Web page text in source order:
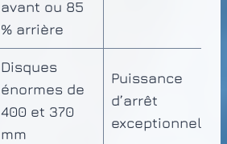
avant ou 85
% arrière
Disques
énormes de
400 et 370
mm
Puissance
d’arrêt
exceptionnelle